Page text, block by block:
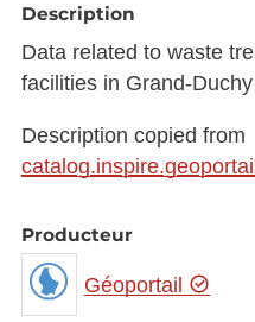
Description
Data related to waste
facilities in Grand-
Description copied from
Producteur
Géoportail